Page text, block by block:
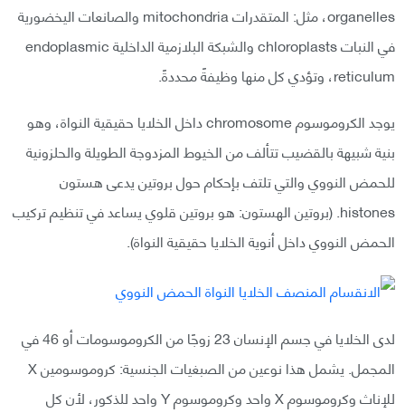
organelles، مثل: المتقدرات mitochondria والصانعات اليخضورية
في النبات chloroplasts والشبكة البلازمية الداخلية endoplasmic
reticulum، وتؤدي كل منها وظيفةً محددةً.
يوجد الكروموسوم chromosome داخل الخلايا حقيقية النواة، وهو
بنية شبيهة بالقضيب تتألف من الخيوط المزدوجة الطويلة والحلزونية
للحمض النووي والتي تلتف بإحكام حول بروتين يدعى هستون
histones. (بروتين الهستون: هو بروتين قلوي يساعد في تنظيم تركيب
الحمض النووي داخل أنوية الخلايا حقيقية النواة).
لدى الخلايا في جسم الإنسان 23 زوجًا من الكروموسومات أو 46 في
المجمل. يشمل هذا نوعين من الصبغيات الجنسية: كروموسومين X
للإناث وكروموسوم X واحد وكروموسوم Y واحد للذكور، لأن كل